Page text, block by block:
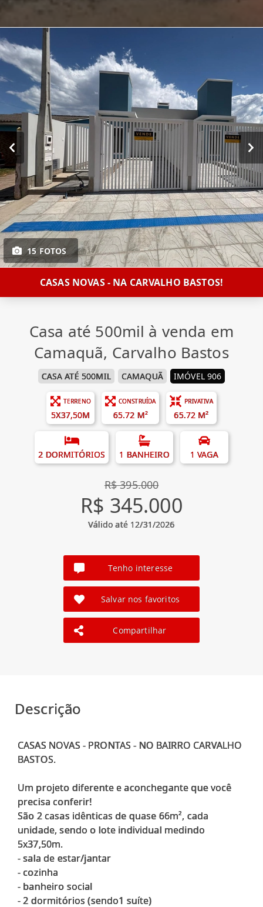
15 FOTOS
CASAS NOVAS - NA CARVALHO BASTOS!
Casa até 500mil à venda em
Camaquã, Carvalho Bastos
CASA ATÉ 500MIL CAMAQUÃ IMÓVEL 906
TERRENO
5X37,50M
CONSTRUÍDA
65.72 M²
PRIVATIVA
65.72 M²
2 DORMITÓRIOS 1 BANHEIRO 1 VAGA
R$ 395.000
R$ 345.000
Válido até 12/31/2026
Tenho interesse
Salvar nos favoritos
Compartilhar
Descrição
CASAS NOVAS - PRONTAS - NO BAIRRO CARVALHO
BASTOS.
Um projeto diferente e aconchegante que você
precisa conferir!
São 2 casas idênticas de quase 66m², cada
unidade, sendo o lote individual medindo
5x37,50m.
- sala de estar/jantar
- cozinha
- banheiro social
- 2 dormitórios (sendo1 suíte)